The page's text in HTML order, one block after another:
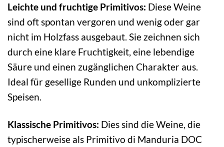
Leichte und fruchtige Primitivos: Diese Weine
sind oft spontan vergoren und wenig oder gar
nicht im Holzfass ausgebaut. Sie zeichnen sich
durch eine klare Fruchtigkeit, eine lebendige
Säure und einen zugänglichen Charakter aus.
Ideal für gesellige Runden und unkomplizierte
Speisen.
Klassische Primitivos: Dies sind die Weine, die
typischerweise als Primitivo di Manduria DOC